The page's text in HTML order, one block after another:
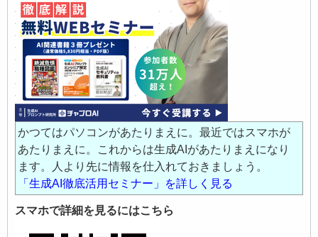
かつてはパソコンがあたりまえに。最近ではスマホが
あたりまえに。これからは生成AIがあたりまえになり
ます。人より先に情報を仕入れておきましょう。
「生成AI徹底活用セミナー」を詳しく見る
スマホで詳細を見るにはこちら